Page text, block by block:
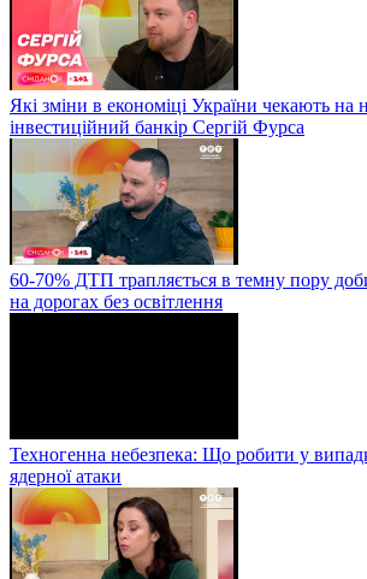
Які зміни в економіці України чекають на
інвестиційний банкір Сергій Фурса
60-70% ДТП трапляється в темну пору
на дорогах без освітлення
Техногенна небезпека: Що робити у
ядерної атаки